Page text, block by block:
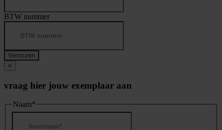
BTW nummer
×
vraag hier jouw exemplaar aan
Naam*